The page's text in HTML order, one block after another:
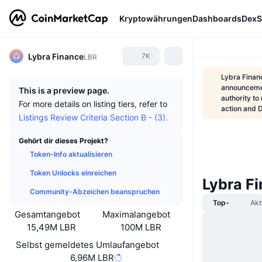
KryptowährungenDashboards
Lybra FinanceLBR 7K
This is a preview page.
For more details on listing tiers, refer to
Listings Review Criteria Section B - (3).
Gehört dir dieses Projekt?
Token-Info aktualisieren
Token Unlocks einreichen
Community-Abzeichen beanspruchen
Gesamtangebot
15,49M LBR
Maximalangebot
100M LBR
Selbst gemeldetes Umlaufangebot
6,96M LBR
Lybra
authority to
action and
Lybra
Top-